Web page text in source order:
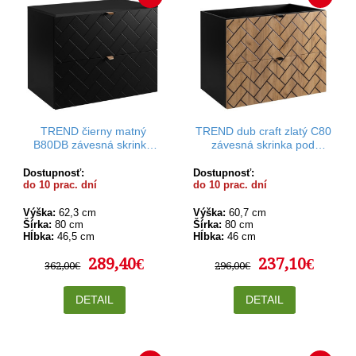
TREND čierny matný
B80DB závesná skrinka
Dostupnosť:
do 10 prac. dní
Výška: 62,3 cm
Šírka: 80 cm
Hĺbka: 46,5 cm
362,00€ 289,40€
DETAIL
TREND dub craft zlatý C80
závesná skrinka pod
Dostupnosť:
do 10 prac. dní
Výška: 60,7 cm
Šírka: 80 cm
Hĺbka: 46 cm
296,00€ 237,10€
DETAIL